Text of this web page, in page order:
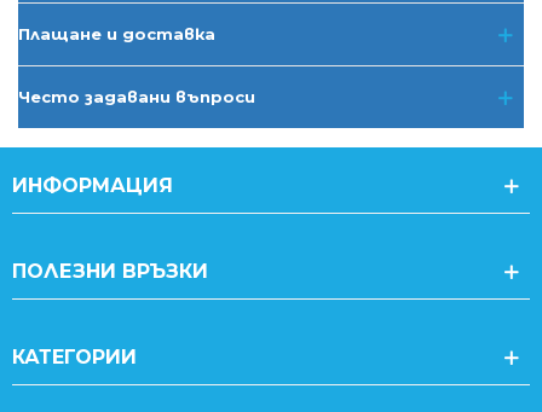
Плащане и доставка
Често задавани въпроси
ИНФОРМАЦИЯ
ПОЛЕЗНИ ВРЪЗКИ
КАТЕГОРИИ